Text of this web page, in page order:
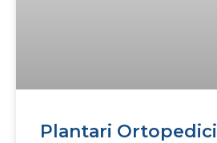
Plantari Ortopedici